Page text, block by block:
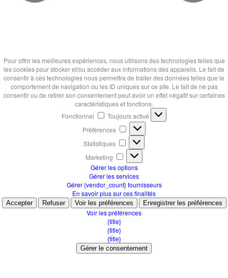
Pour offrir les meilleures expériences, nous utilisons des technologies telles que
les cookies pour stocker et/ou accéder aux informations des appareils. Le fait de
consentir à ces technologies nous permettra de traiter des données telles que le
comportement de navigation ou les ID uniques sur ce site. Le fait de ne pas
consentir ou de retirer son consentement peut avoir un effet négatif sur certaines
caractéristiques et fonctions.
Fonctionnel
Toujours activé
Préférences
Préférences
Statistiques Statistiques
Marketing
Marketing
Gérer les options
Gérer les services
Gérer {vendor_count} fournisseurs
En savoir plus sur ces finalités
Accepter Refuser Voir les préférences Enregistrer les préférences
Voir les préférences
{title}
{title}
{title}
Gérer le consentement